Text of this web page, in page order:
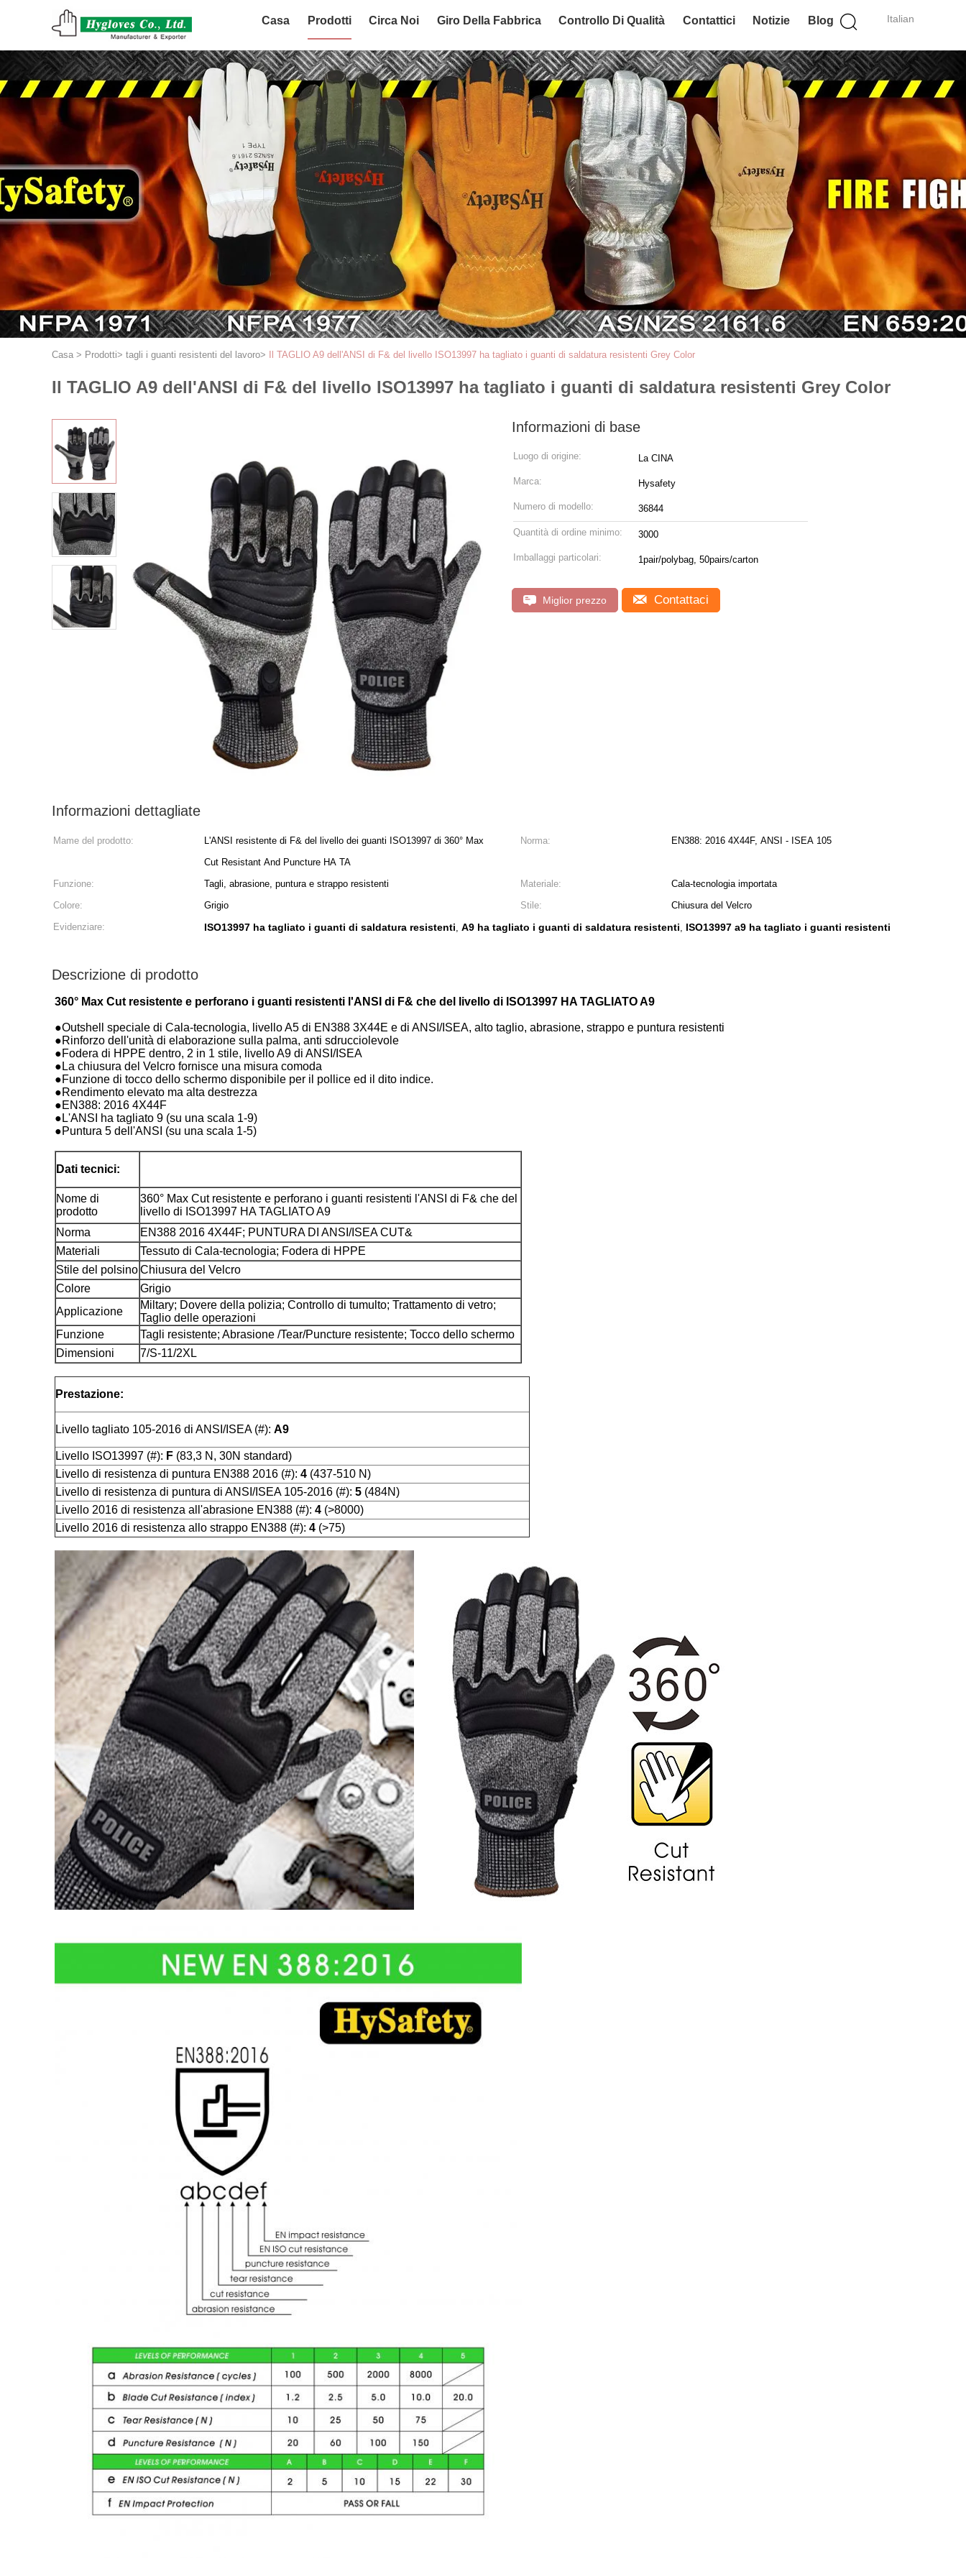
Italian
Casa Prodotti Circa Noi Giro Della Fabbrica Controllo Di Qualità Contattici Notizie Blog
Casa > Prodotti> tagli i guanti resistenti del lavoro> Il TAGLIO A9 dell'ANSI di F& del livello ISO13997 ha tagliato i guanti di saldatura resistenti Grey Color
Il TAGLIO A9 dell'ANSI di F& del livello ISO13997 ha tagliato i guanti di saldatura resistenti Grey Color
Informazioni di base
Luogo di origine: La CINA
Marca: Hysafety
Numero di modello: 36844
Quantità di ordine minimo: 3000
Imballaggi particolari: 1pair/polybag, 50pairs/carton
Miglior prezzo Contattaci
Informazioni dettagliate
Mame del prodotto:
L'ANSI resistente di F& del livello dei guanti ISO13997 di 360° Max
Cut Resistant And Puncture HA TA
Norma: EN388: 2016 4X44F, ANSI - ISEA 105
Funzione: Tagli, abrasione, puntura e strappo resistenti Materiale:
Cala-tecnologia importata
Colore:
Grigio Stile:
Chiusura del Velcro
Evidenziare:
ISO13997 ha tagliato i guanti di saldatura resistenti, A9 ha tagliato i guanti di saldatura resistenti, ISO13997 a9 ha tagliato i guanti resistenti
Descrizione di prodotto
360° Max Cut resistente e perforano i guanti resistenti l'ANSI di F& che del livello di ISO13997 HA TAGLIATO A9
●Outshell speciale di Cala-tecnologia, livello A5 di EN388 3X44E e di ANSI/ISEA, alto taglio, abrasione, strappo e puntura resistenti
●Rinforzo dell'unità di elaborazione sulla palma, anti sdrucciolevole
●Fodera di HPPE dentro, 2 in 1 stile, livello A9 di ANSI/ISEA
●La chiusura del Velcro fornisce una misura comoda
●Funzione di tocco dello schermo disponibile per il pollice ed il dito indice.
●Rendimento elevato ma alta destrezza
●EN388: 2016 4X44F
●L'ANSI ha tagliato 9 (su una scala 1-9)
●Puntura 5 dell'ANSI (su una scala 1-5)
Dati tecnici:
Nome di
prodotto
360° Max Cut resistente e perforano i guanti resistenti l'ANSI di F& che del
livello di ISO13997 HA TAGLIATO A9
Norma
EN388 2016 4X44F; PUNTURA DI ANSI/ISEA CUT&
Materiali
Tessuto di Cala-tecnologia; Fodera di HPPE
Stile del polsinoChiusura del Velcro
Colore
Grigio
Applicazione
Miltary; Dovere della polizia; Controllo di tumulto; Trattamento di vetro;
Taglio delle operazioni
Funzione
Tagli resistente; Abrasione /Tear/Puncture resistente; Tocco dello schermo
Dimensioni
7/S-11/2XL
Prestazione:
Livello tagliato 105-2016 di ANSI/ISEA (#): A9
Livello ISO13997 (#): F (83,3 N, 30N standard)
Livello di resistenza di puntura EN388 2016 (#): 4 (437-510 N)
Livello di resistenza di puntura di ANSI/ISEA 105-2016 (#): 5 (484N)
Livello 2016 di resistenza all'abrasione EN388 (#): 4 (>8000)
Livello 2016 di resistenza allo strappo EN388 (#): 4 (>75)